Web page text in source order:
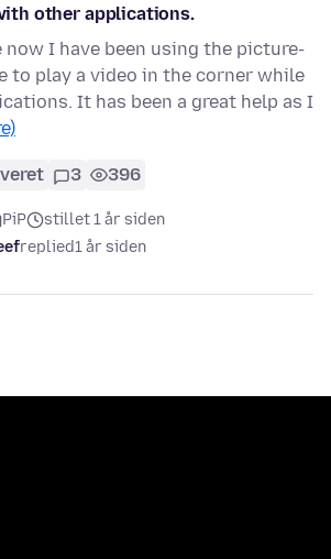
other applications.
now I have been using the picture-
to play a video in the corner while
It has been a great help as I
3 396
PiP
stillet 1 år siden
replied1 år siden